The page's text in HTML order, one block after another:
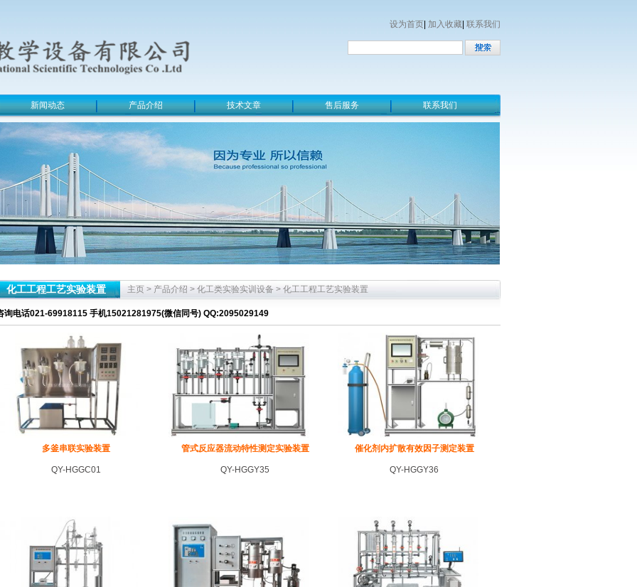
设为首页 加入收藏 联系我们
新闻动态 产品介绍 技术文章 售后服务 联系我们
化工工程工艺实验装置 主页 > 产品介绍 > 化工类实验实训设备 > 化工工程工艺实验装置
询电话021-69918115 手机15021281975(微信同号) QQ:2095029149
多釜串联实验装置
QY-HGGC01
管式反应器流动特性测定实验装置
QY-HGGY35
催化剂内扩散有效因子测定装置
QY-HGGY36